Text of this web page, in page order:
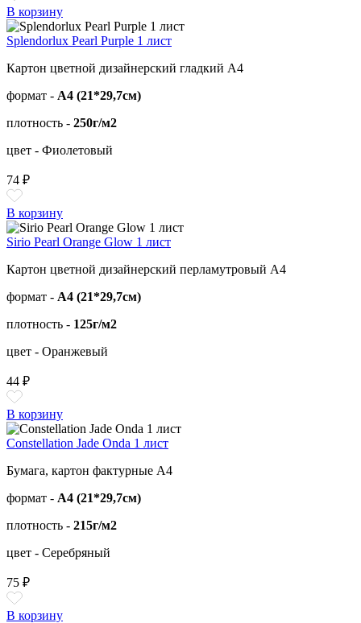
В корзину
Splendorlux Pearl Purple 1 лист
Картон цветной дизайнерский гладкий А4
формат - А4 (21*29,7см)
плотность - 250г/м2
цвет - Фиолетовый
74 ₽
В корзину
Sirio Pearl Orange Glow 1 лист
Картон цветной дизайнерский перламутровый А4
формат - А4 (21*29,7см)
плотность - 125г/м2
цвет - Оранжевый
44 ₽
В корзину
Constellation Jade Onda 1 лист
Бумага, картон фактурные А4
формат - А4 (21*29,7см)
плотность - 215г/м2
цвет - Серебряный
75 ₽
В корзину